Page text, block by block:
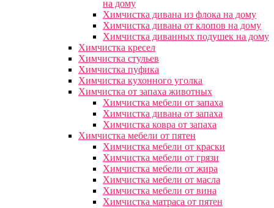
на дому
Химчистка дивана из флока на дому
Химчистка дивана от клопов на дому
Химчистка диванных подушек на дому
Химчистка кресел
Химчистка стульев
Химчистка пуфика
Химчистка кухонного уголка
Химчистка от запаха животных
Химчистка мебели от запаха
Химчистка дивана от запаха
Химчистка ковра от запаха
Химчистка мебели от пятен
Химчистка мебели от краски
Химчистка мебели от грязи
Химчистка мебели от жира
Химчистка мебели от масла
Химчистка мебели от вина
Химчистка матраса от пятен